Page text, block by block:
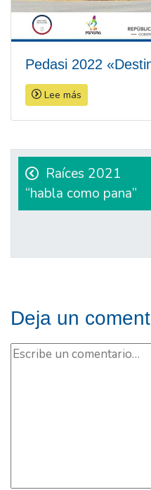
Pedasi 2022
Lee más
Navegación
de
entradas
Raíces 2021
“habla como pana”
Deja un